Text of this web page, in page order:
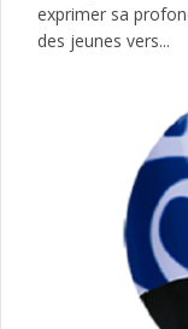
exprimer sa
des jeunes vers...